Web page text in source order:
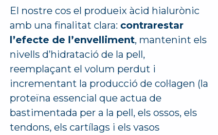
El nostre cos el produeix àcid hialurònic
amb una finalitat clara: contrarestar
l’efecte de l’envelliment, mantenint els
nivells d’hidratació de la pell,
reemplaçant el volum perdut i
incrementant la producció de col·lagen (la
proteïna essencial que actua de
bastimentada per a la pell, els ossos, els
tendons, els cartílags i els vasos